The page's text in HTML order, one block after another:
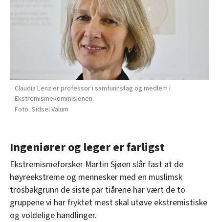
Claudia Lenz er professor i samfunnsfag og medlem i
Ekstremismekommisjonen.
Sidsel Valum
Ingeniører og leger er farligst
Ekstremismeforsker Martin Sjøen slår fast at de
høyreekstreme og mennesker med en muslimsk
trosbakgrunn de siste par tiårene har vært de to
gruppene vi har fryktet mest skal utøve ekstremistiske
og voldelige handlinger.